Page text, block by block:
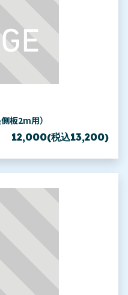
板2m用）
12,000(税込13,200)